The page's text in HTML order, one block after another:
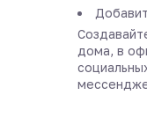
дома, в